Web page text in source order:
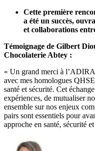
Cette première
a été un succès,
et collaborations
Témoignage de Gilbert
Chocolaterie Abtey :
« Un grand merci à
avec mes homologues
santé et sécurité. Cet
expériences, de mutualiser
ensemble sur nos enjeux
pairs sont essentiels pour
approche en santé, sécurité